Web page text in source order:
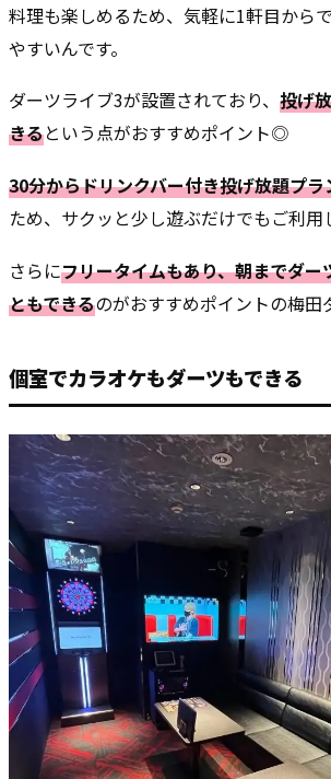
料理も楽しめるため、気軽に1軒目から
やすいんです。
ダーツライブ3が設置されており、 投げ
きるという点がおすすめポイント◎
30分からドリンクバー付き投げ放題プ
ため、サクッと少し遊ぶだけでもご利用
さらにフリータイムもあり、朝までダー
ともできるのがおすすめポイントの梅田
個室でカラオケもダーツもできる